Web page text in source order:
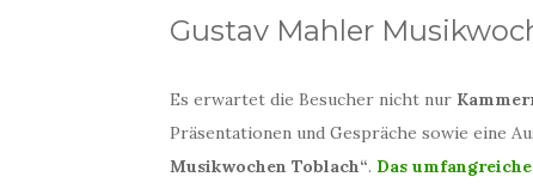
Gustav Mahler
Es erwartet die Besucher nicht nur
Präsentationen und Gespräche sowie eine
Musikwochen Toblach“. Das